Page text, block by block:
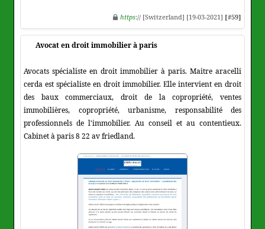
https:// [Switzerland] [19-03-2021] [#59]
Avocat en droit immobilier à paris
Avocats spécialiste en droit immobilier à paris. Maitre aracelli
cerda est spécialiste en droit immobilier. Elle intervient en droit
des baux commerciaux, droit de la copropriété, ventes
immobilières, copropriété, urbanisme, responsabilité des
professionnels de l'immobilier. Au conseil et au contentieux.
Cabinet à paris 8 22 av friedland.